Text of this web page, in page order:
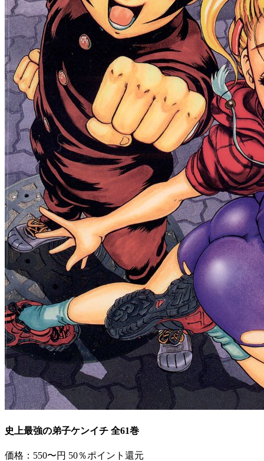
史上最強の弟子ケンイチ 全61巻
価格：550〜円 50％ポイント還元